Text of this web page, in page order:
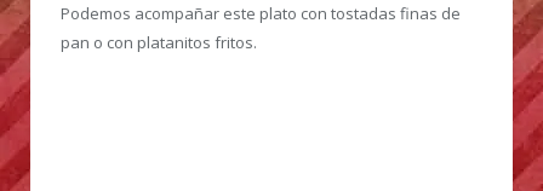
Podemos acompañar este plato con tostadas finas de
pan o con platanitos fritos.